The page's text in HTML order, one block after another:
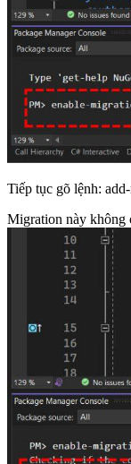
Tiếp tục gõ lệnh:
Migration này không